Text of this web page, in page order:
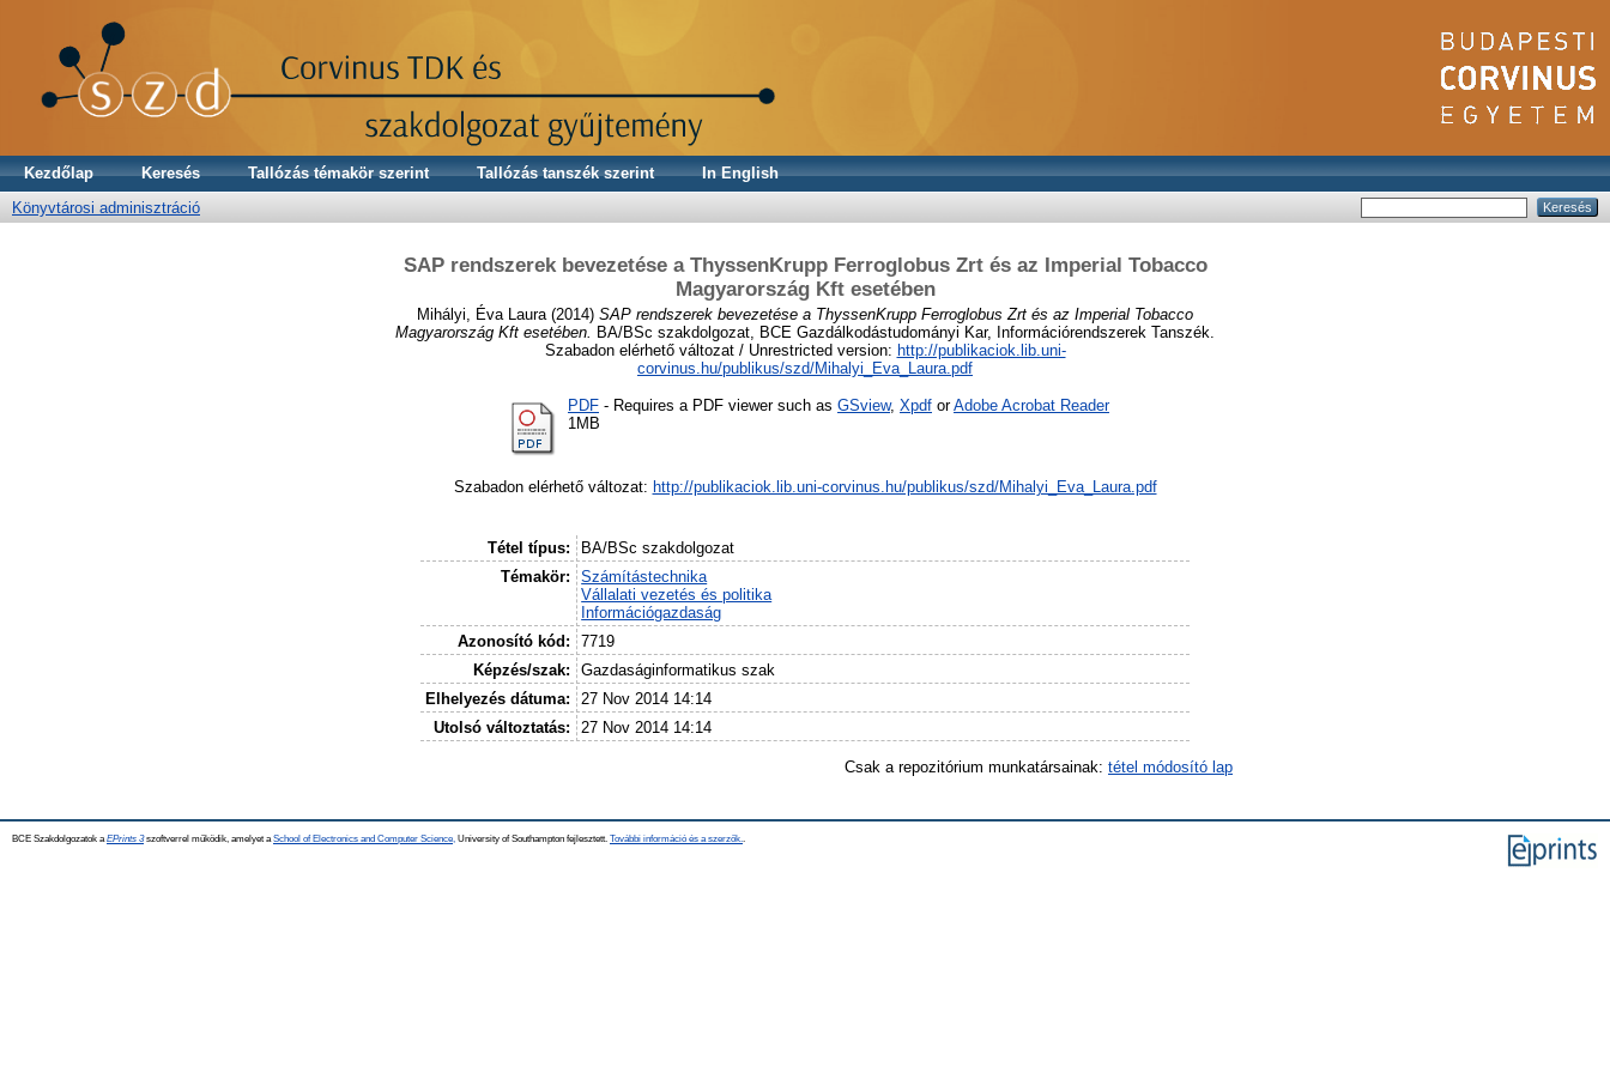
Kezdőlap Keresés Tallózás témakör szerint Tallózás tanszék szerint
In English
Könyvtárosi adminisztráció
SAP rendszerek bevezetése a ThyssenKrupp Ferroglobus Zrt és az Imperial Tobacco
Magyarország Kft esetében
Mihályi, Éva Laura (2014) SAP rendszerek bevezetése a ThyssenKrupp Ferroglobus Zrt és az Imperial Tobacco
Magyarország Kft esetében.
BA/BSc szakdolgozat, BCE Gazdálkodástudományi Kar, Információrendszerek Tanszék.
Szabadon elérhető változat / Unrestricted version: http://publikaciok.lib.uni-
corvinus.hu/publikus/szd/Mihalyi_Eva_Laura.pdf
PDF - Requires a PDF viewer such as GSview, Xpdf orAdobe Acrobat Reader
1MB
Szabadon elérhető változat: http://publikaciok.lib.uni-corvinus.hu/publikus/szd/Mihalyi_Eva_Laura.pdf
Tétel típus:
BA/BSc szakdolgozat
Témakör:
Számítástechnika
Vállalati vezetés és politika
Információgazdaság
Azonosító kód:
7719
Képzés/szak:
Gazdaságinformatikus szak
Elhelyezés dátuma:
27 Nov 2014 14:14
Utolsó változtatás:
27 Nov 2014 14:14
Csak a repozitórium munkatársainak: tétel módosító lap
BCE Szakdolgozatok a EPrints 3szoftverrel működik, amelyet a School of Electronics and Computer Science, University of Southampton fejlesztett. További információ és a szerzők.